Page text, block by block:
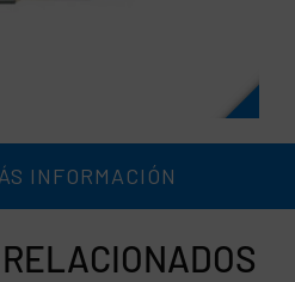
INFORMACIÓN